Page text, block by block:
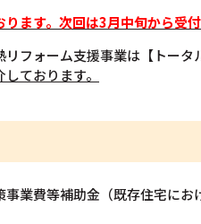
ます。次回は3月中旬から受付
フォーム支援事業は【トー
ております。
業費等補助金（既存住宅にお